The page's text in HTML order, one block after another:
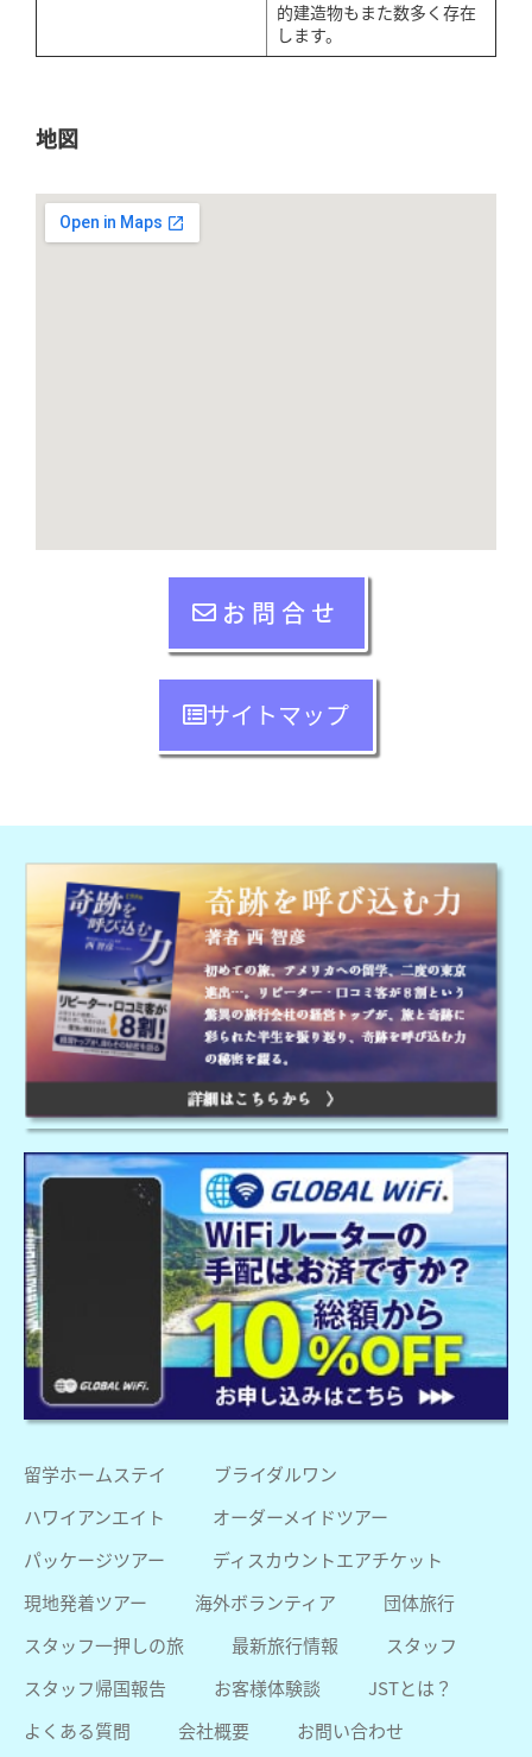
的建造物もまた数多く存在
します。
地図
お問合せ
サイトマップ
留学ホームステイ
ブライダルワン
ハワイアンエイト
オーダーメイドツアー
パッケージツアー
ディスカウントエアチケット
現地発着ツアー
海外ボランティア
団体旅行
スタッフ一押しの旅
最新旅行情報
スタッフ
スタッフ帰国報告
お客様体験談
JSTとは？
よくある質問
会社概要
お問い合わせ